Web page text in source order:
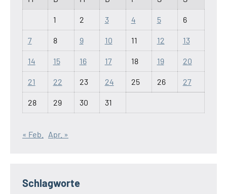
1 2 3 4 5 6
7 8 9 10 11 12 13
14 15 16 17 18 19 20
21 22 23 24 25 26 27
28 29 30 31
« Feb. Apr. »
Schlagworte